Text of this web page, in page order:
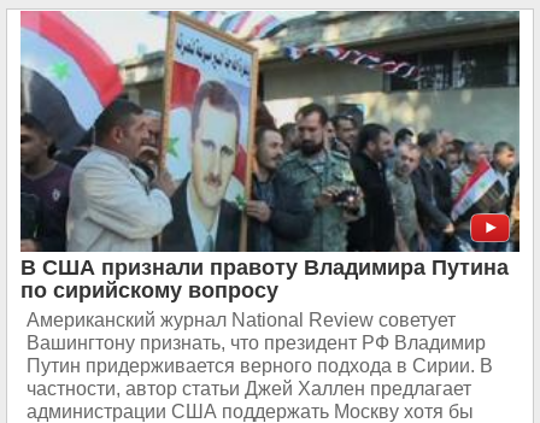
в Сирии
В США признали правоту Владимира Путина
по сирийскому вопросу
Американский журнал National Review советует
Вашингтону признать, что президент РФ Владимир
Путин придерживается верного подхода в Сирии. В
частности, автор статьи Джей Халлен предлагает
администрации США поддержать Москву хотя бы